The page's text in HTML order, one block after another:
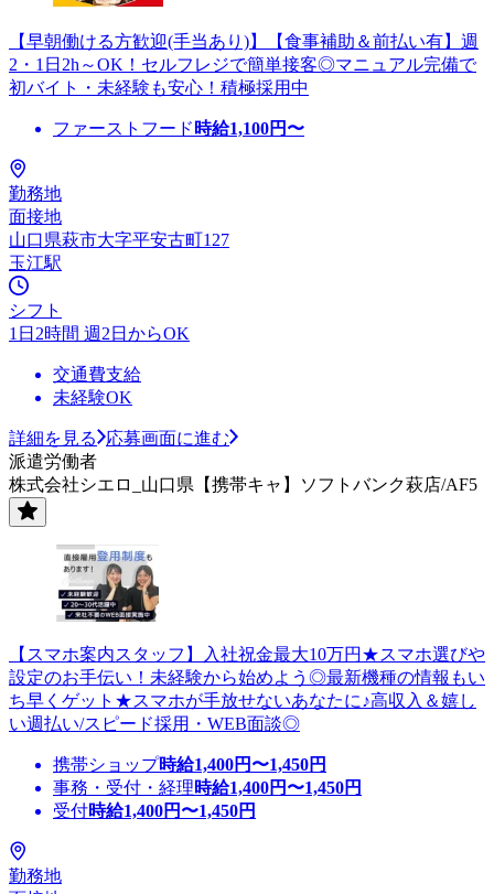
【早朝働ける方歓迎(手当あり)】【食事補助＆前払い有】週
2・1日2h～OK！セルフレジで簡単接客◎マニュアル完備で
初バイト・未経験も安心！積極採用中
ファーストフード 時給1,100円〜
勤務地
面接地
山口県萩市大字平安古町127
玉江駅
シフト
1日2時間 週2日からOK
交通費支給
未経験OK
詳細を見る
応募画面に進む
派遣労働者
株式会社シエロ_山口県【携帯キャ】ソフトバンク萩店/AF5
【スマホ案内スタッフ】入社祝金最大10万円★スマホ選びや
設定のお手伝い！未経験から始めよう◎最新機種の情報もい
ち早くゲット★スマホが手放せないあなたに♪高収入＆嬉し
い週払い/スピード採用・WEB面談◎
携帯ショップ時給1,400円〜1,450円
事務・受付・経理時給1,400円〜1,450円
受付時給1,400円〜1,450円
勤務地